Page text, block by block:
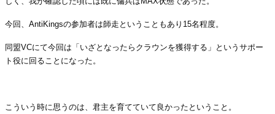
今回、AntiKingsの参加者は師走ということもあり15名程度。
同盟VCにて今回は「いざとなったらクラウンを獲得する」というサポー
ト役に回ることになった。
こういう時に思うのは、君主を育てていて良かったということ。